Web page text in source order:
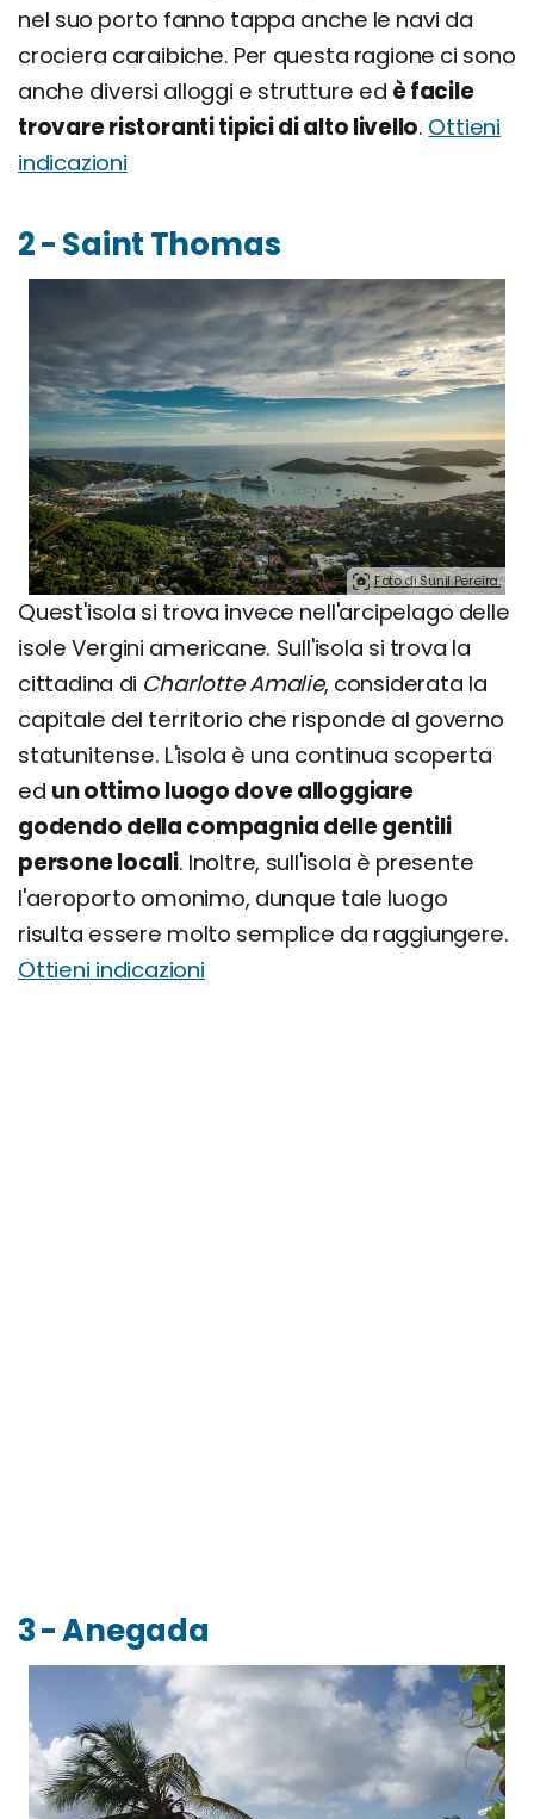
nel suo porto fanno tappa anche le navi da
crociera caraibiche. Per questa ragione ci sono
anche diversi alloggi e strutture ed è facile
trovare ristoranti tipici di alto livello. Ottieni
indicazioni
2 - Saint Thomas
Foto di Sunil Pereira.
Quest'isola si trova invece nell'arcipelago delle
isole Vergini americane. Sull'isola si trova la
cittadina di Charlotte Amalie, considerata la
capitale del territorio che risponde al governo
statunitense. L'isola è una continua scoperta
ed un ottimo luogo dove alloggiare
godendo della compagnia delle gentili
persone locali. Inoltre, sull'isola è presente
l'aeroporto omonimo, dunque tale luogo
risulta essere molto semplice da raggiungere.
Ottieni indicazioni
3 - Anegada